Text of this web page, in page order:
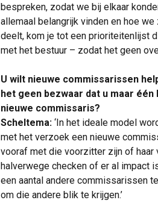
bespreken, zodat we bij elkaar
allemaal belangrijk vinden en hoe
deelt, kom je tot een prioriteitenlijst
met het bestuur – zodat het geen
U wilt nieuwe commissarissen
het geen bezwaar dat u maar
nieuwe commissaris?
Scheltema: ‘In het ideale model
met het verzoek een nieuwe
vooraf met die voorzitter zijn of
halverwege checken of er al impact
een aantal andere commissarissen
om die andere blik te krijgen.’